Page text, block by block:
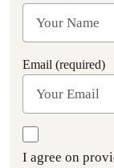
Email (required)
I agree on